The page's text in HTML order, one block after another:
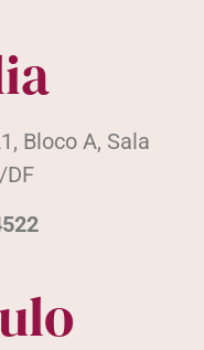
Bloco A, Sala
DF